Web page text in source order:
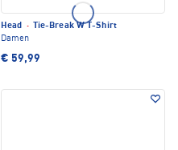
Head ·
Tie-Break W T-Shirt
Damen
€ 59,99